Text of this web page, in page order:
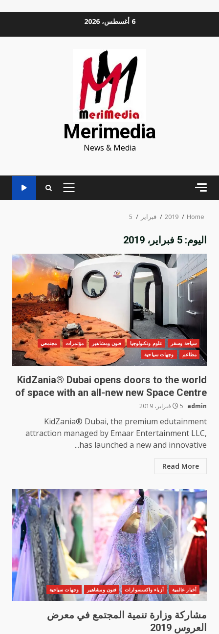
6 أغسطس، 2026
Merimedia
News & Media
PRIMARY
Home
2019 فبراير 5
اليوم: 5 فبراير، 2019
سياحة وسفر علوم وتكنولوجيا فنون ومشاهير مؤتمرات
مجتمعي
مطاعم
وجهات سياحية
KidZania® Dubai opens doors to the world
of space with an all-new new Space Centre
admin 5 فبراير، 2019
KidZania® Dubai, the premium edutainment
attraction managed by Emaar Entertainment LLC,
has launched a new and innovative...
Read More
أخبار عالمية أزياء واكسسوارات فنون ومشاهير وجهات سياحية
مشاركة وزارة تنمية المجتمع في معرض
العروس 2019